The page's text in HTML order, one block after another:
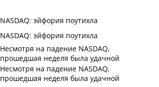
NASDAQ: эйфория поутихла
NASDAQ: эйфория поутихла
Несмотря на падение NASDAQ,
прошедшая неделя была удачной
Несмотря на падение NASDAQ,
прошедшая неделя была удачной